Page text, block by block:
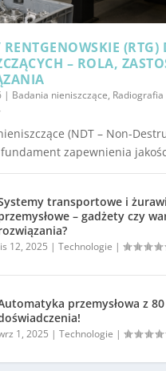
(RTG)
– ROLA,
| Badania nieniszczące, Radiografia
(NDT – Non-
zapewnienia
transportowe i
– gadżety czy
12, 2025 |Technologie |
przemysłowa z
1, 2025 |Technologie |